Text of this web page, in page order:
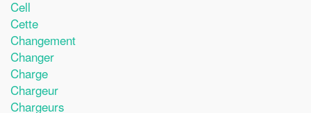
Cell
Cette
Changement
Changer
Charge
Chargeur
Chargeurs